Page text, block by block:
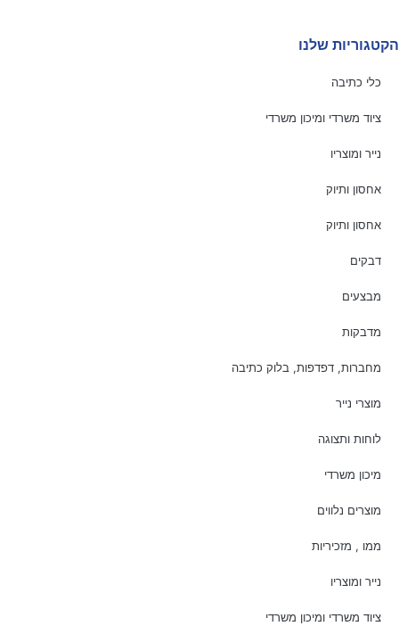
הקטגוריות שלנו
כלי כתיבה
ציוד משרדי ומיכון משרדי
נייר ומוצריו
אחסון ותיוק
אחסון ותיוק
דבקים
מבצעים
מדבקות
מחברות, דפדפות, בלוק כתיבה
מוצרי נייר
לוחות ותצוגה
מיכון משרדי
מוצרים נלווים
ממו , מזכיריות
נייר ומוצריו
ציוד משרדי ומיכון משרדי